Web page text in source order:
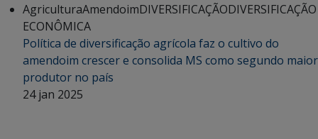
AgriculturaAmendoimDIVERSIFICAÇÃODIVERSIFICAÇÃO
ECONÔMICA
Política de diversificação agrícola faz o cultivo do
amendoim crescer e consolida MS como segundo maior
produtor no país
24 jan 2025